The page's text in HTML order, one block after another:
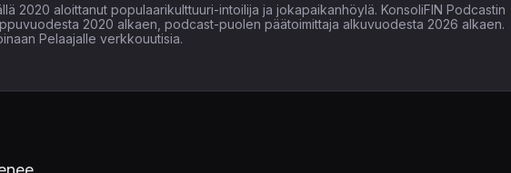
2020 aloittanut populaarikulttuuri-intoilija ja jokapaikanhöylä. KonsoliFIN Podcastin
2020 alkaen, podcast-puolen päätoimittaja alkuvuodesta 2026 alkaen.
Pelaajalle verkkouutisia.